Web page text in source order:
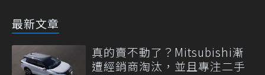
最新文章
真的賣不動了？Mitsubishi漸
遭經銷商淘汰，並且專注二手